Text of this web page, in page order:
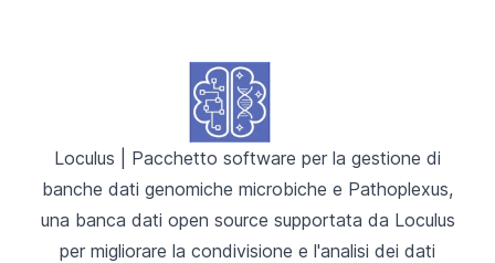
Loculus | Pacchetto software per la gestione di
banche dati genomiche microbiche e Pathoplexus,
una banca dati open source supportata da Loculus
per migliorare la condivisione e l'analisi dei dati